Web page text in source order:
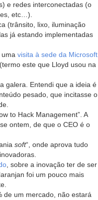
e redes interconectadas (o
etc…).
(trânsito, lixo, iluminação
já estando implementadas
uma visita à sede da Microsoft
este que Lloyd usou na
galera. Entendi que a ideia é
pesado, que incitasse o
to Hack Management”. A
ontem, de que o CEO é o
soft“, onde aprova tudo
, sobre a inovação ter de ser
foi um pouco mais
de um mercado, não estará